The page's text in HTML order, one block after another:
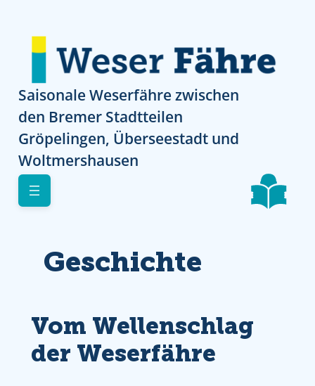
Direkt zur Navigation
Direkt zur Navigation
Direkt zum Inhalt
Skip to footer
Saisonale Weserfähre zwischen
den Bremer Stadtteilen
Gröpelingen, Überseestadt und
Woltmershausen
Geschichte
Vom Wellenschlag
der Weserfähre